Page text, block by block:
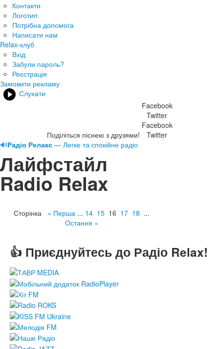
Контакти
Логотип
Потрібна допомога
Написати нам
Relax-клуб
Вхід
Забули пароль?
Реєстрація
Замовити рекламу
Слухати
Поділіться піснею з друзями!
Facebook
Twitter
Facebook
Twitter
🔊Радіо Релакс — Легке та спокійне радіо
Лайфстайл
Radio Relax
Сторінка « Перша ... 14 15 16 17 18 ...
Остання »
👍 Приєднуйтесь до Радіо Relax!